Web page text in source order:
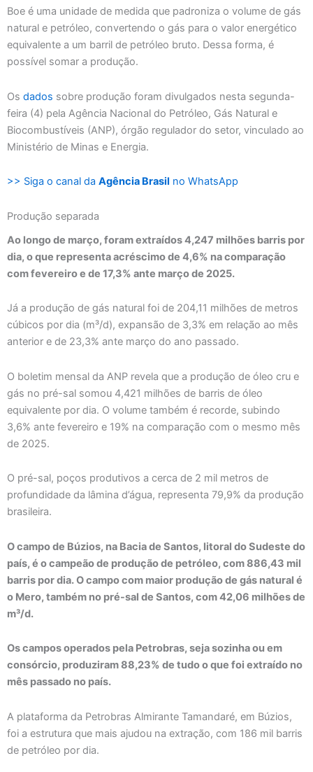
Boe é uma unidade de medida que padroniza o volume de gás
natural e petróleo, convertendo o gás para o valor energético
equivalente a um barril de petróleo bruto. Dessa forma, é
possível somar a produção.
Os dados sobre produção foram divulgados nesta segunda-
feira (4) pela Agência Nacional do Petróleo, Gás Natural e
Biocombustíveis (ANP), órgão regulador do setor, vinculado ao
Ministério de Minas e Energia.
>> Siga o canal da Agência Brasil no WhatsApp
Produção separada
Ao longo de março, foram extraídos 4,247 milhões barris por
dia, o que representa acréscimo de 4,6% na comparação
com fevereiro e de 17,3% ante março de 2025.
Já a produção de gás natural foi de 204,11 milhões de metros
cúbicos por dia (m³/d), expansão de 3,3% em relação ao mês
anterior e de 23,3% ante março do ano passado.
O boletim mensal da ANP revela que a produção de óleo cru e
gás no pré-sal somou 4,421 milhões de barris de óleo
equivalente por dia. O volume também é recorde, subindo
3,6% ante fevereiro e 19% na comparação com o mesmo mês
de 2025.
O pré-sal, poços produtivos a cerca de 2 mil metros de
profundidade da lâmina d’água, representa 79,9% da produção
brasileira.
O campo de Búzios, na Bacia de Santos, litoral do Sudeste do
país, é o campeão de produção de petróleo, com 886,43 mil
barris por dia. O campo com maior produção de gás natural é
o Mero, também no pré-sal de Santos, com 42,06 milhões de
m³/d.
Os campos operados pela Petrobras, seja sozinha ou em
consórcio, produziram 88,23% de tudo o que foi extraído no
mês passado no país.
A plataforma da Petrobras Almirante Tamandaré, em Búzios,
foi a estrutura que mais ajudou na extração, com 186 mil barris
de petróleo por dia.